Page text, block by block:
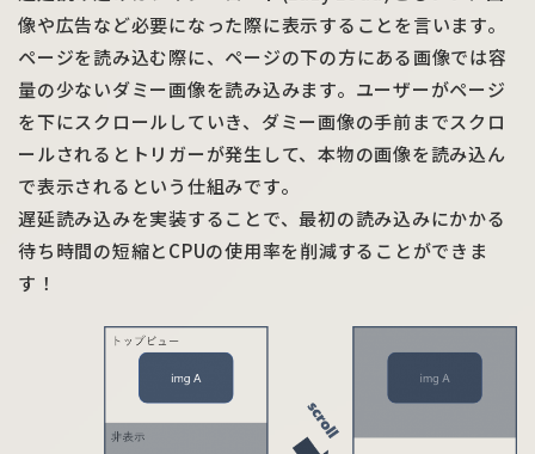
像や広告など必要になった際に表示することを言います。
ページを読み込む際に、ページの下の方にある画像では容
量の少ないダミー画像を読み込みます。ユーザーがページ
を下にスクロールしていき、ダミー画像の手前までスクロ
ールされるとトリガーが発生して、本物の画像を読み込ん
で表示されるという仕組みです。
遅延読み込みを実装することで、最初の読み込みにかかる
待ち時間の短縮とCPUの使用率を削減することができま
す！